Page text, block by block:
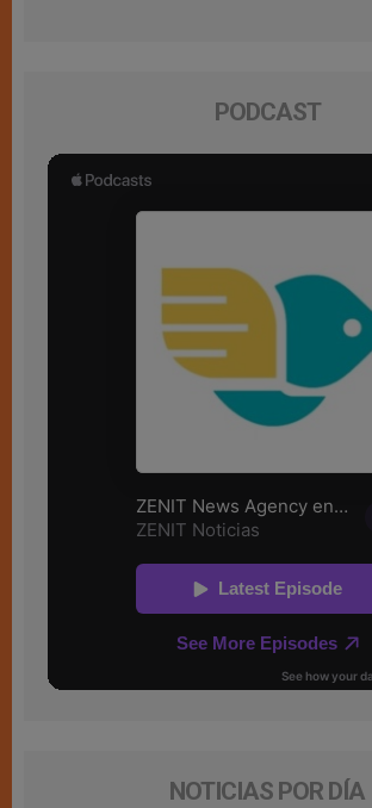
PODCAST
NOTICIAS POR DÍA